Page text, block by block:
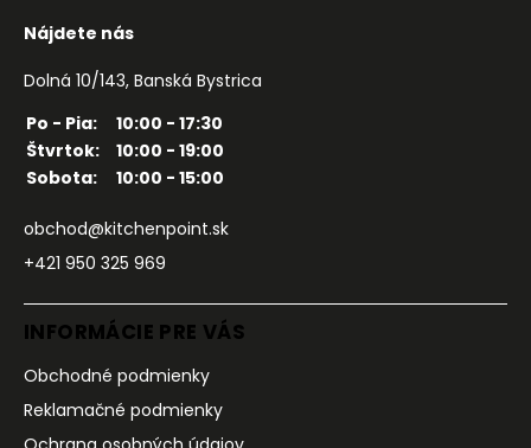
Nájdete nás
Dolná 10/143, Banská Bystrica
Po - Pia:
10:00 - 17:30
Štvrtok:
10:00 - 19:00
Sobota:
10:00 - 15:00
obchod@kitchenpoint.sk
+421 950 325 969
INFORMÁCIE PRE VÁS
Obchodné podmienky
Reklamačné podmienky